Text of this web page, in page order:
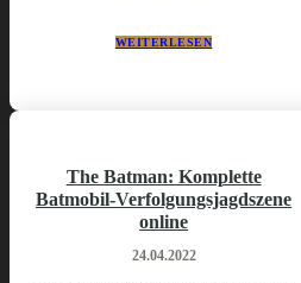
WEITERLESEN
The Batman: Komplette
Batmobil-Verfolgungsjagdszene
online
24.04.2022